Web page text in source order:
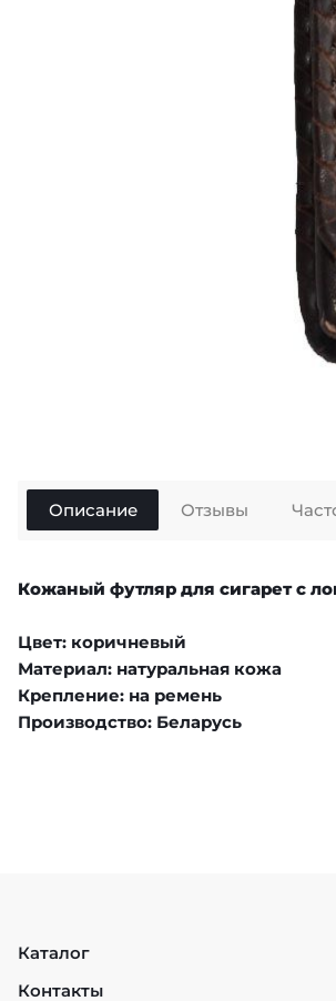
Описание
Кожаный футляр для сигарет с
Цвет: коричневый
Материал: натуральная кожа
Крепление: на ремень
Производство: Беларусь
Отзывы
Каталог
Контакты